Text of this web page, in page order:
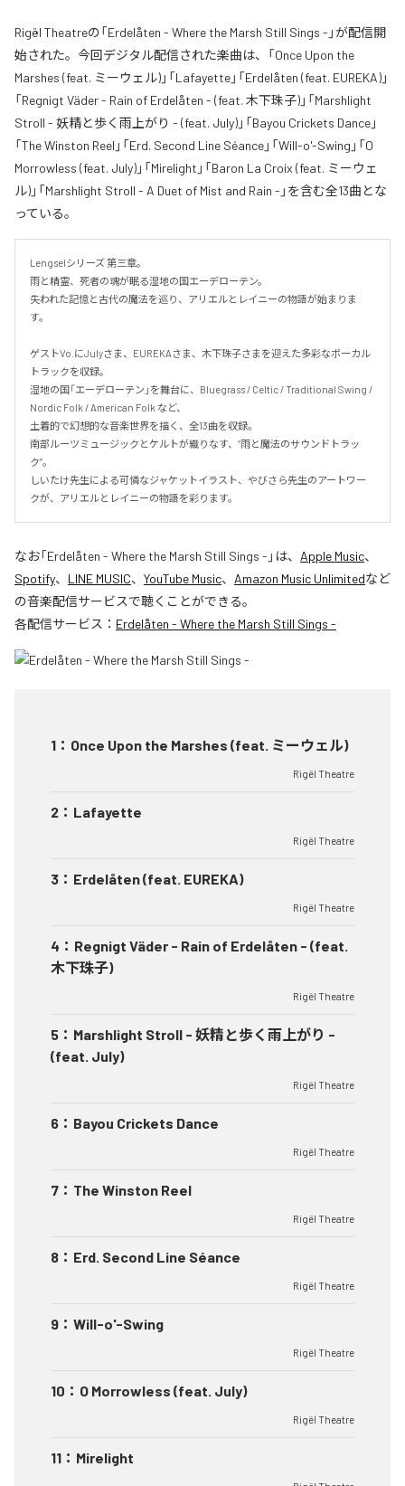
Rigël Theatreの「Erdelåten - Where the Marsh Still Sings -」が配信開
始された。今回デジタル配信された楽曲は、「Once Upon the
Marshes (feat. ミーウェル)」「Lafayette」「Erdelåten (feat. EUREKA)」
「Regnigt Väder - Rain of Erdelåten - (feat. 木下珠子)」「Marshlight
Stroll - 妖精と歩く雨上がり - (feat. July)」「Bayou Crickets Dance」
「The Winston Reel」「Erd. Second Line Séance」「Will-o'-Swing」「O
Morrowless (feat. July)」「Mirelight」「Baron La Croix (feat. ミーウェ
ル)」「Marshlight Stroll - A Duet of Mist and Rain -」を含む全13曲とな
っている。
Lengselシリーズ 第三章。
雨と精霊、死者の魂が眠る湿地の国エーデローテン。
失われた記憶と古代の魔法を巡り、アリエルとレイニーの物語が始まりま
す。
ゲストVo.にJulyさま、EUREKAさま、木下珠子さまを迎えた多彩なボーカル
トラックを収録。
湿地の国「エーデローテン」を舞台に、Bluegrass / Celtic / Traditional Swing /
Nordic Folk / American Folk など、
土着的で幻想的な音楽世界を描く、全13曲を収録。
南部ルーツミュージックとケルトが織りなす、“雨と魔法のサウンドトラッ
ク”。
しいたけ先生による可憐なジャケットイラスト、やびさら先生のアートワー
クが、アリエルとレイニーの物語を彩ります。
なお「Erdelåten - Where the Marsh Still Sings - 」は、 Apple Music、
Spotify、 LINE MUSIC、 YouTube Music、 Amazon Music Unlimitedなど
の音楽配信サービスで聴くことができる。
各配信サービス： Erdelåten - Where the Marsh Still Sings -
1 ： Once Upon the Marshes (feat. ミーウェル)
Rigël Theatre
2 ： Lafayette
Rigël Theatre
3 ： Erdelåten (feat. EUREKA)
Rigël Theatre
4 ： Regnigt Väder - Rain of Erdelåten - (feat.
木下珠子)
Rigël Theatre
5 ： Marshlight Stroll - 妖精と歩く雨上がり -
(feat. July)
Rigël Theatre
6 ： Bayou Crickets Dance
Rigël Theatre
7 ： The Winston Reel
Rigël Theatre
8 ： Erd. Second Line Séance
Rigël Theatre
9 ： Will-o'-Swing
Rigël Theatre
10 ： O Morrowless (feat. July)
Rigël Theatre
11 ： Mirelight